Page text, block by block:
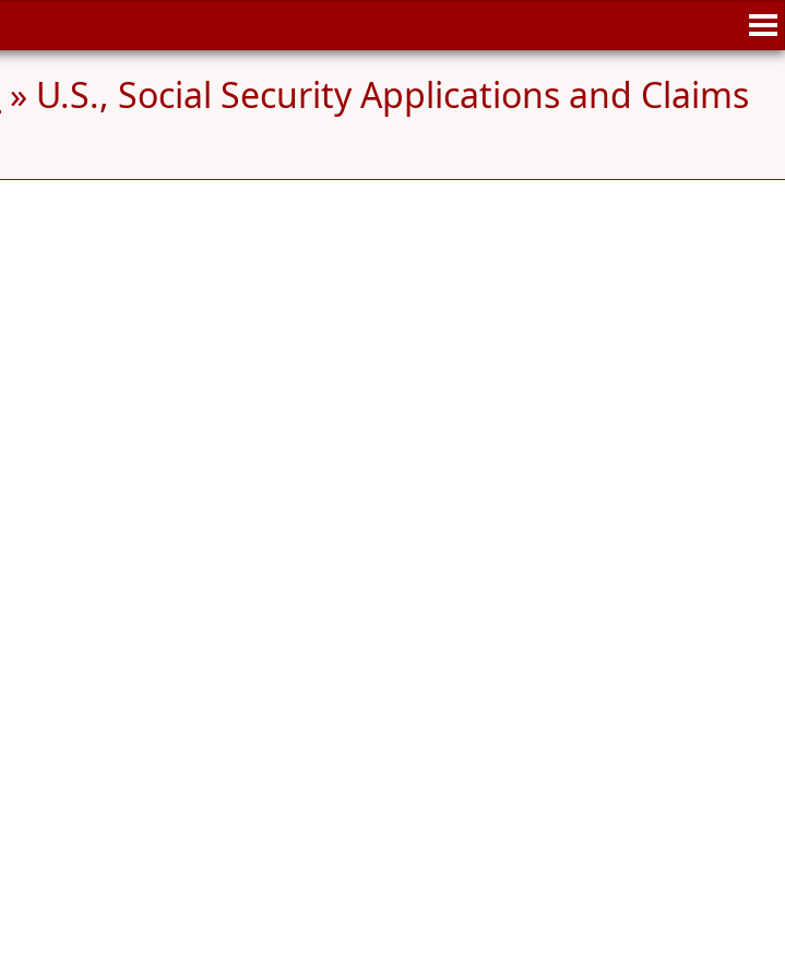
» U.S., Social Security Applications and Claims